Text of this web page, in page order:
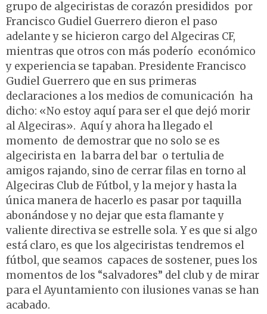
grupo de algeciristas de corazón presididos por
Francisco Gudiel Guerrero dieron el paso
adelante y se hicieron cargo del Algeciras CF,
mientras que otros con más poderío económico
y experiencia se tapaban. Presidente Francisco
Gudiel Guerrero que en sus primeras
declaraciones a los medios de comunicación ha
dicho: «No estoy aquí para ser el que dejó morir
al Algeciras». Aquí y ahora ha llegado el
momento de demostrar que no solo se es
algecirista en la barra del bar o tertulia de
amigos rajando, sino de cerrar filas en torno al
Algeciras Club de Fútbol, y la mejor y hasta la
única manera de hacerlo es pasar por taquilla
abonándose y no dejar que esta flamante y
valiente directiva se estrelle sola. Y es que si algo
está claro, es que los algeciristas tendremos el
fútbol, que seamos capaces de sostener, pues los
momentos de los “salvadores” del club y de mirar
para el Ayuntamiento con ilusiones vanas se han
acabado.